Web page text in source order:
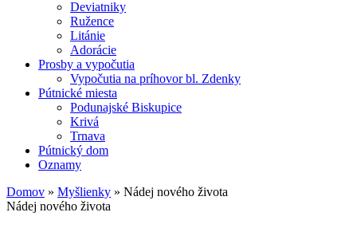
Deviatniky
Ružence
Litánie
Adorácie
Prosby a vypočutia
Vypočutia na príhovor bl. Zdenky
Pútnické miesta
Podunajské Biskupice
Krivá
Trnava
Pútnický dom
Oznamy
Nachádzate sa tu
Domov » Myšlienky » Nádej nového života
Nádej nového života